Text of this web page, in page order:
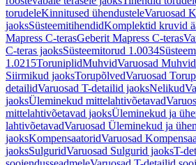
torudeleKinnitused ühendusteleVaruosad
jaoksSüsteemitihendidKomplektid kruvid
Mapress C-terasGeberit Mapress C-teras
C-teras jaoksSüsteemitorud 1.0034
1.0215ToruniplidMuhvidVaruosad
Siirmikud jaoksTorupõlvedVaruosad
detailidVaruosad T-detailid jaoksNelikud
jaoksÜleminekud mittelahtivõetavad
mittelahtivõetavad jaoksÜleminekud ja
lahtivõetavadVaruosad Üleminekud ja
jaoksKompensaatoridVaruosad
jaoksSulguridVaruosad Sulgurid jaoksT-